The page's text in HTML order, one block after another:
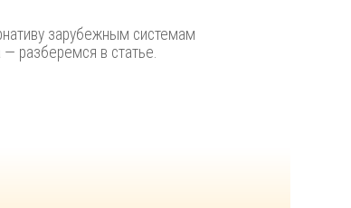
зарубежным системам
разберемся в статье.